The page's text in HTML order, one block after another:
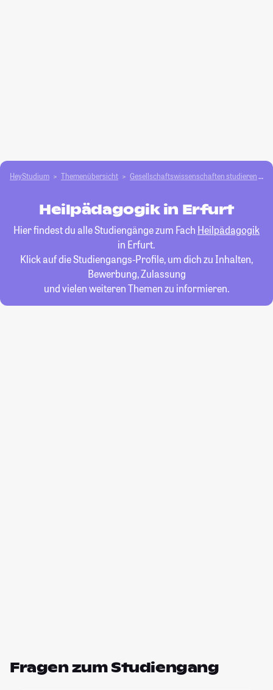
HeyStudium Themenübersicht Gesellschafts­­wissenschaften studieren
Heilpädagogik in Erfurt
Hier findest du alle Studiengänge zum Fach Heilpädagogik
in Erfurt.
Klick auf die Studiengangs-Profile, um dich zu Inhalten,
Bewerbung, Zulassung
und vielen weiteren Themen zu informieren.
Fragen zum Studiengang